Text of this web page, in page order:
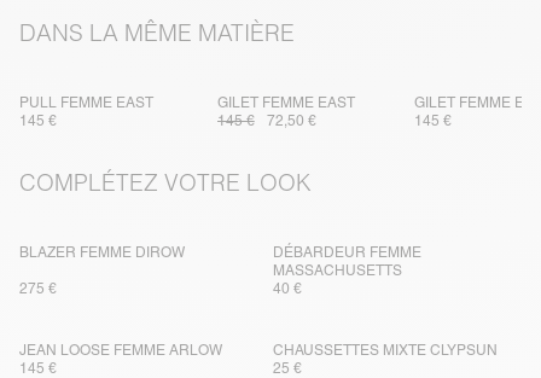
DANS LA MÊME MATIÈRE
PULL FEMME EAST
145 €
GILET FEMME EAST
145 €
72,50 €
GILET FEMME
145 €
COMPLÉTEZ VOTRE LOOK
BLAZER FEMME DIROW
275 €
DÉBARDEUR FEMME
MASSACHUSETTS
40 €
JEAN LOOSE FEMME ARLOW
145 €
CHAUSSETTES MIXTE CLYPSUN
25 €